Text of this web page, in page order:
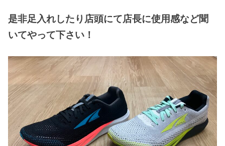
是非足入れしたり店頭にて店長に使用感など聞
いてやって下さい！